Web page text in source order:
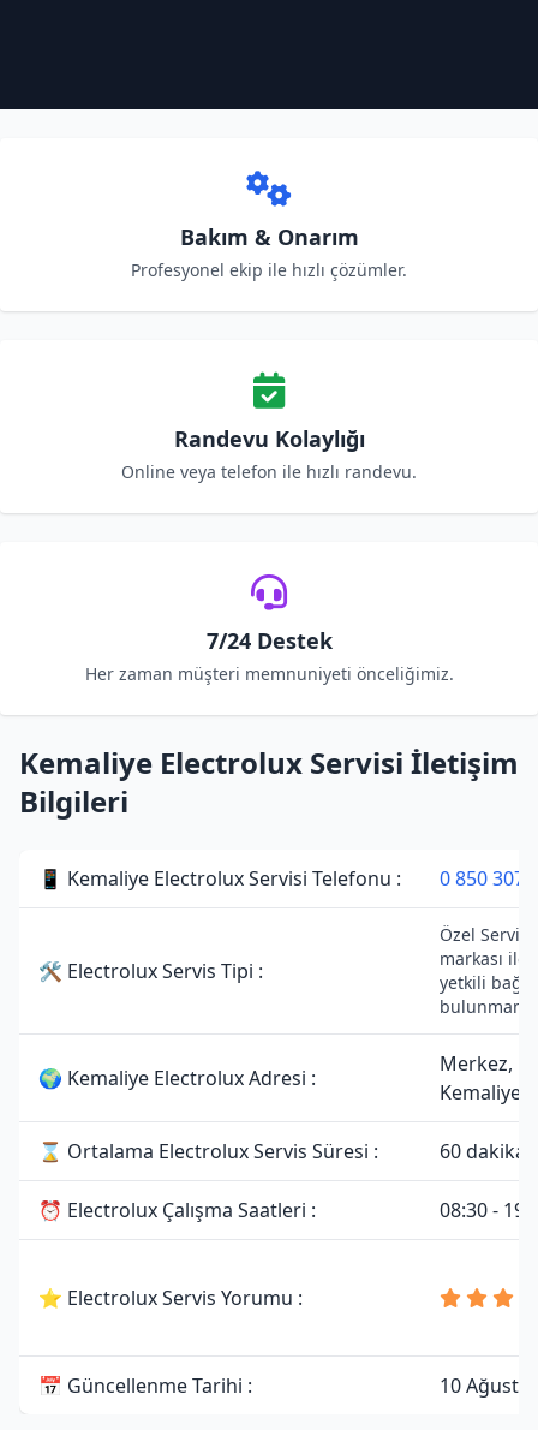
Bakım & Onarım
Profesyonel ekip ile hızlı çözümler.
Randevu Kolaylığı
Online veya telefon ile hızlı randevu.
7/24 Destek
Her zaman müşteri memnuniyeti önceliğimiz.
Kemaliye Electrolux Servisi İletişim
Bilgileri
📱 Kemaliye Electrolux Servisi Telefonu : 0 850 307
🛠 Electrolux Servis Tipi :
Özel
markası
yetkili
🌍 Kemaliye Electrolux Adresi :
Merkez,
Kemaliye/
⌛ Ortalama Electrolux Servis Süresi : 60 dakika
⏰ Electrolux Çalışma Saatleri : 08:30 -
⭐ Electrolux Servis Yorumu :
📅 Güncellenme Tarihi : 10